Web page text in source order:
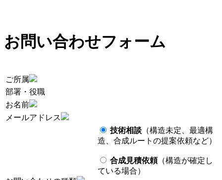
お問い合わせフォーム
ご所属
部署・役職
お名前
メールアドレス
技術相談 （構造未定、最適構
造、合成ルートの提案依頼など）
合成見積依頼（構造が確定し
ている場合）